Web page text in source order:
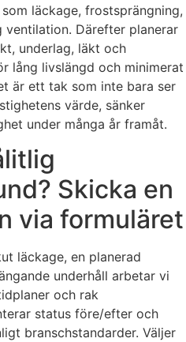
läckage, frostsprängning,
ventilation. Därefter planerar
underlag, läkt och
lång livslängd och minimerat
är ett tak som inte bara ser
värde, sänker
under många år framåt.
Skicka en
via formuläret
läckage, en planerad
underhåll arbetar vi
och rak
status före/efter och
branschstandarder. Väljer